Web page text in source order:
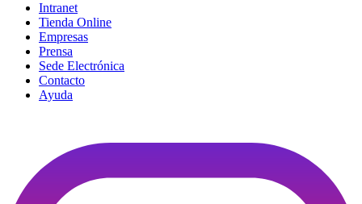
Intranet
Tienda Online
Empresas
Prensa
Sede Electrónica
Contacto
Ayuda